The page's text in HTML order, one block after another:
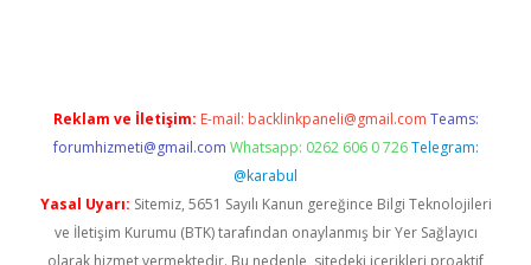
Reklam ve İletişim: E-mail: backlinkpaneli@gmail.com Teams:
forumhizmeti@gmail.com Whatsapp: 0262 606 0 726 Telegram:
@karabul
Yasal Uyarı: Sitemiz, 5651 Sayılı Kanun gereğince Bilgi Teknolojileri
ve İletişim Kurumu (BTK) tarafından onaylanmış bir Yer Sağlayıcı
olarak hizmet vermektedir. Bu nedenle, sitedeki içerikleri proaktif